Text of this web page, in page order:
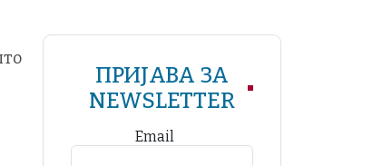
ПРИЈАВА ЗА
NEWSLETTER
Email